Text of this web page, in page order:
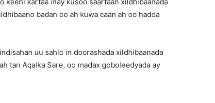
badan oo ah kuwa caan ah oo hadda
uu sahlo in doorashada xildhibaanada
tan Aqalka Sare, oo madax goboleedyada ay